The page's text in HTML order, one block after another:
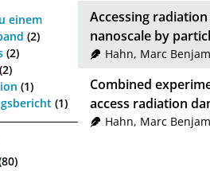
einem
(2)
(2)
(2)
(1)
(1)
Accessing
nanoscale by
Hahn, Marc
Combined
access radiation
Hahn, Marc